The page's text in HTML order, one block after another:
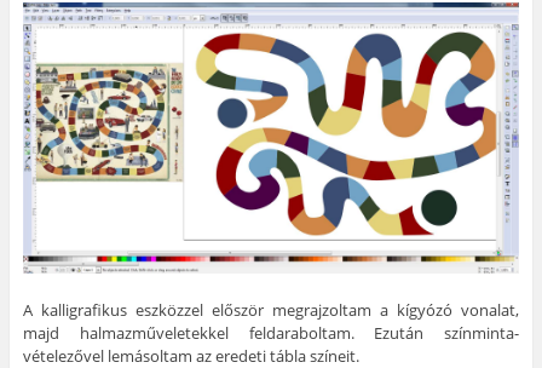
A kalligrafikus eszközzel először megrajzoltam a kígyózó vonalat,
majd halmazműveletekkel feldaraboltam. Ezután színminta-
vételezővel lemásoltam az eredeti tábla színeit.